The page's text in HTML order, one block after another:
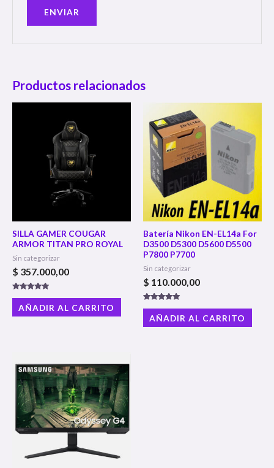
Productos relacionados
SILLA GAMER COUGAR
ARMOR TITAN PRO ROYAL
Sin categorizar
$ 357.000,00
Valorado con
5.00
de 5
AÑADIR AL CARRITO
Batería Nikon EN-EL14a For
D3500 D5300 D5600 D5500
P7800 P7700
Sin categorizar
$ 110.000,00
Valorado con
5.00
de 5
AÑADIR AL CARRITO